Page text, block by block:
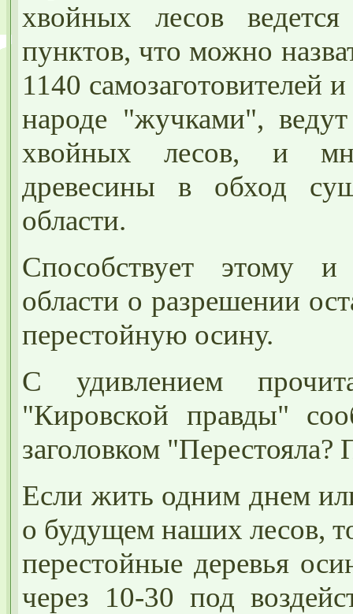
хвойных лесов
пунктов, что можно
1140 самозаготовителей
народе "жучками",
хвойных лесов, и
древесины в обход
области.
Способствует этому и
области о разрешении
перестойную осину.
С удивлением
"Кировской правды"
заголовком "Перестояла?
Если жить одним днем
о будущем наших лесов,
перестойные деревья
через 10-30 под